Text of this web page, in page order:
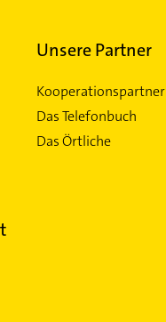
Unsere Partner
Kooperationspartner
Das Telefonbuch
Das Örtliche